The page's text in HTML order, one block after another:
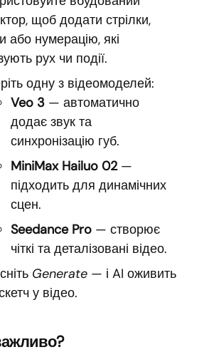
щоб додати стрілки,
або нумерацію, які
рух чи події.
одну з відеомоделей:
Veo 3 — автоматично
додає звук та
синхронізацію губ.
MiniMax Hailuo 02—
підходить для динамічних
сцен.
Seedance Pro — створює
чіткі та деталізовані відео.
Generate — і AI оживить
у відео.